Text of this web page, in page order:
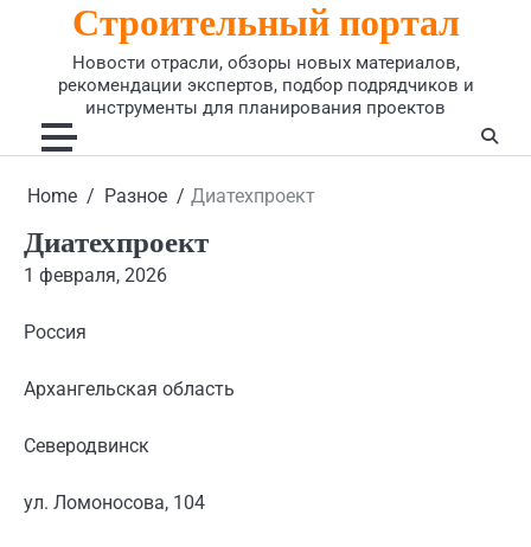
Строительный портал
Новости отрасли, обзоры новых материалов,
рекомендации экспертов, подбор подрядчиков и
инструменты для планирования проектов
Home Разное Диатехпроект
Диатехпроект
1 февраля, 2026
Россия
Архангельская область
Северодвинск
ул. Ломоносова, 104